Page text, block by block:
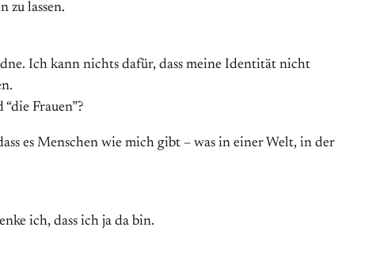
zu lassen.
Ich kann nichts dafür, dass meine Identität nicht
Frauen”?
es Menschen wie mich gibt – was in einer Welt, in der
ich, dass ich ja da bin.